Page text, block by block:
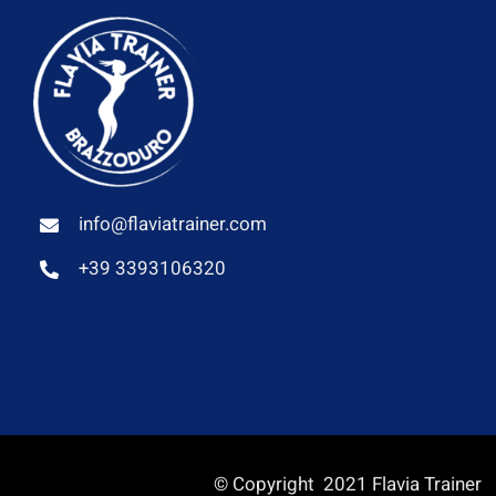
info@flaviatrainer.com
+39 3393106320
© Copyright 2021 Flavia Trainer